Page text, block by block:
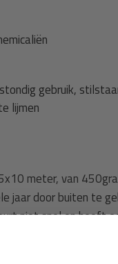
gebruik,
lijmen
meter, van
jaar door buiten te
niet snel en heeft
De randen zijn